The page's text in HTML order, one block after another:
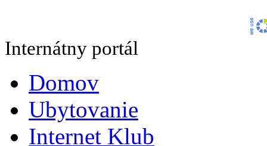
Internátny portál
Domov
Ubytovanie
Internet Klub